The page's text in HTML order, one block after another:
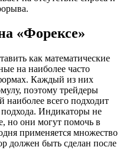
«Форексе»
как математические
на наиболее часто
Каждый из них
поэтому трейдеры
всего подходит
Индикаторы не
но они могут помочь в
применяется множество
должен быть сделан после